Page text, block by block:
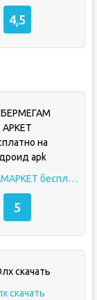
4,5
СБЕРМЕГАМАРКЕТ бесплатно на андроид apk
5
скачать